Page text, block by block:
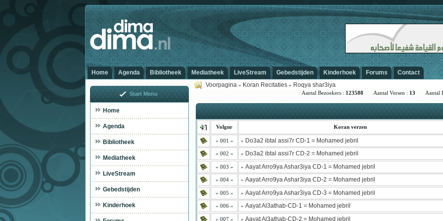
Home Agenda Bibliotheek Mediatheek LiveStream Gebedstijden Kinderhoek Forums
Contact
Voorpagina » Koran Recitaties » Roqya shar3iya
Aantal Bezoekers : 123588Aantal Versen : 13 Aantal
Volgnr Koran verzen
« 001 » » Do3a2 ibtal assi7r CD-1 = Mohamed jebril
« 002 » » Do3a2 ibtal assi7r CD-2 = Mohamed jebril
« 003 » » Aayat Arro9ya Ashar3iya CD-1 = Mohamed jebril
« 004 » » Aayat Arro9ya Ashar3iya CD-2 = Mohamed jebril
« 005 » » Aayat Arro9ya Ashar3iya CD-3 = Mohamed jebril
« 006 » » Aayat Al3athab-CD-1 = Mohamed jebril
« 007 » » Aayat Al3athab-CD-2 = Mohamed jebril
Start Menu
Home
Agenda
Bibliotheek
Mediatheek
LiveStream
Gebedstijden
Kinderhoek